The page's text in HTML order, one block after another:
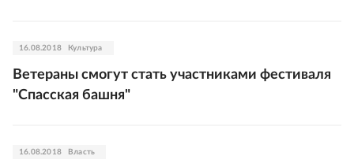
16.08.2018 Культура
Ветераны смогут стать участниками фестиваля
"Спасская башня"
16.08.2018 Власть